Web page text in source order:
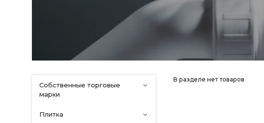
Собственные торговые
марки
Плитка
В разделе нет товаров